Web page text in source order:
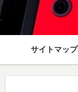
サイトマップ